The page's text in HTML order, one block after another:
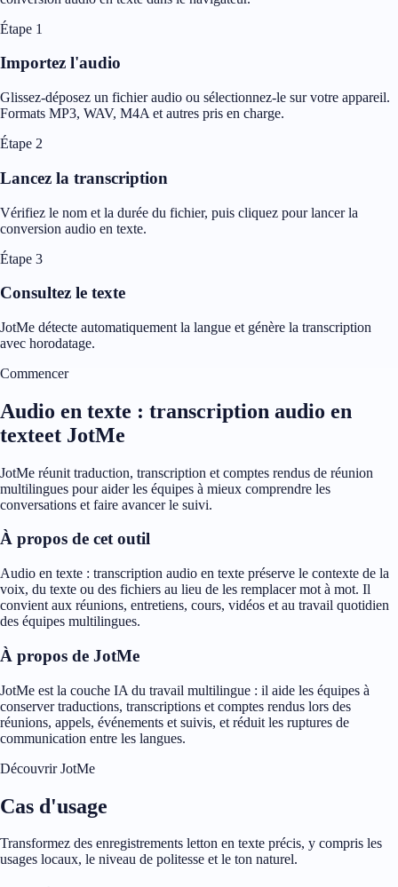
Étape 1
Importez l'audio
Glissez-déposez un fichier audio ou sélectionnez-le sur votre appareil.
Formats MP3, WAV, M4A et autres pris en charge.
Étape 2
Lancez la transcription
Vérifiez le nom et la durée du fichier, puis cliquez pour lancer la
conversion audio en texte.
Étape 3
Consultez le texte
JotMe détecte automatiquement la langue et génère la transcription
avec horodatage.
Commencer
Audio en texte : transcription audio en
texteet JotMe
JotMe réunit traduction, transcription et comptes rendus de réunion
multilingues pour aider les équipes à mieux comprendre les
conversations et faire avancer le suivi.
À propos de cet outil
Audio en texte : transcription audio en texte préserve le contexte de la
voix, du texte ou des fichiers au lieu de les remplacer mot à mot. Il
convient aux réunions, entretiens, cours, vidéos et au travail quotidien
des équipes multilingues.
À propos de JotMe
JotMe est la couche IA du travail multilingue : il aide les équipes à
conserver traductions, transcriptions et comptes rendus lors des
réunions, appels, événements et suivis, et réduit les ruptures de
communication entre les langues.
Découvrir JotMe
Cas d'usage
Transformez des enregistrements letton en texte précis, y compris les
usages locaux, le niveau de politesse et le ton naturel.